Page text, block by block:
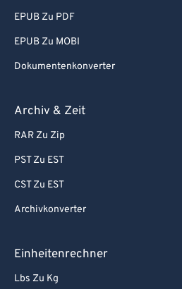
EPUB Zu PDF
EPUB Zu MOBI
Dokumentenkonverter
Archiv & Zeit
RAR Zu Zip
PST Zu EST
CST Zu EST
Archivkonverter
Einheitenrechner
Lbs Zu Kg